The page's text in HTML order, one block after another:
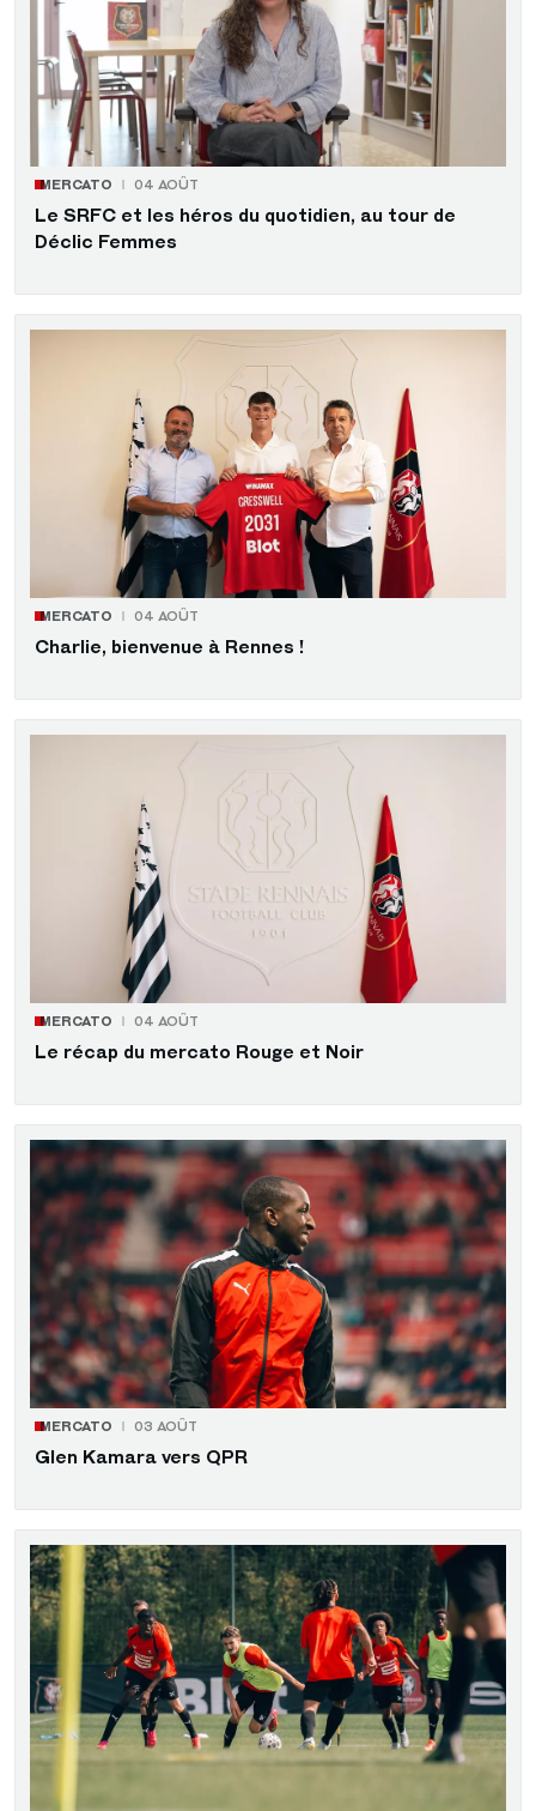
MERCATO 04 AOÛT
Le SRFC et les héros du quotidien, au tour de
Déclic Femmes
MERCATO 04 AOÛT
Charlie, bienvenue à Rennes !
MERCATO 04 AOÛT
Le récap du mercato Rouge et Noir
MERCATO 03 AOÛT
Glen Kamara vers QPR